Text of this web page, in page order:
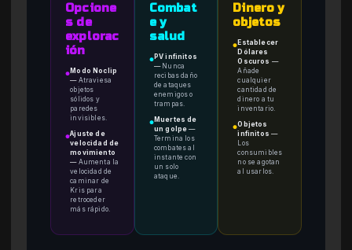
Opcione
s de
explorac
ión
● Modo Noclip
— Atraviesa
objetos
sólidos y
paredes
invisibles.
●Ajuste de
velocidad de
movimiento
— Aumenta la
velocidad de
caminar de
Kris para
retroceder
más rápido.
Combat
e y
salud
● PV infinitos
— Nunca
recibas daño
de ataques
enemigos o
trampas.
● Muertes de
un golpe —
Termina los
combates al
instante con
un solo
ataque.
Dinero y
objetos
●Establecer
Dólares
Oscuros —
Añade
cualquier
cantidad de
dinero a tu
inventario.
●Objetos
infinitos —
Los
consumibles
no se agotan
al usarlos.